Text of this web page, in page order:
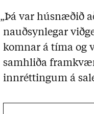
„Þá var húsnæðið
nauðsynlegar
komnar á tíma og
samhliða
innréttingum á